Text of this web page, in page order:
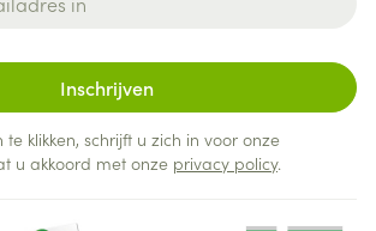
Inschrijven
klikken, schrijft u zich in voor onze
u akkoord met onze privacy policy.